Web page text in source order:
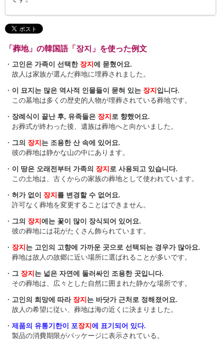
「葬地」の韓国語「장지」を使った例文
・ 고인은 가족이 선택한 장지 에 묻혔어요.
故人は家族が選んだ葬地に埋葬されました。
・ 이 묘지는 많은 역사적 인물들이 묻혀 있는 장지 입니다.
この墓地は多くの歴史的人物が埋葬されている葬地です。
・ 장례식이 끝난 후, 유족들은 장지 로 향했어요.
お葬式が終わった後、遺族は葬地へと向かいました。
・ 그의 장지 는 조용한 산 속에 있어요.
彼の葬地は静かな山の中にあります。
・ 이 땅은 오래전부터 가족의 장지 로 사용되고 있습니다.
この土地は、古くからの家族の葬地として使われています。
・ 허가 없이 장지 를 변경할 수 없어요.
許可なく葬地を変更することはできません。
・ 그의 장지 에는 꽃이 많이 장식되어 있어요.
彼の葬地には花がたくさん飾られています。
・ 장지 는 고인의 고향에 가까운 곳으로 선택되는 경우가 많아요.
葬地は故人の故郷に近い場所に選ばれることが多いです。
・ 그 장지 는 넓은 자연에 둘러싸인 조용한 곳입니다.
その葬地は、広々とした自然に囲まれた静かな場所です。
・ 고인의 희망에 따라 장지 는 바닷가 근처로 정해졌어요.
故人の希望に従い、葬地は海の近くに決まりました。
・ 제품의 유통기한이 포장지 에 표기되어 있다.
製品の消費期限がパッケージに表示されている。